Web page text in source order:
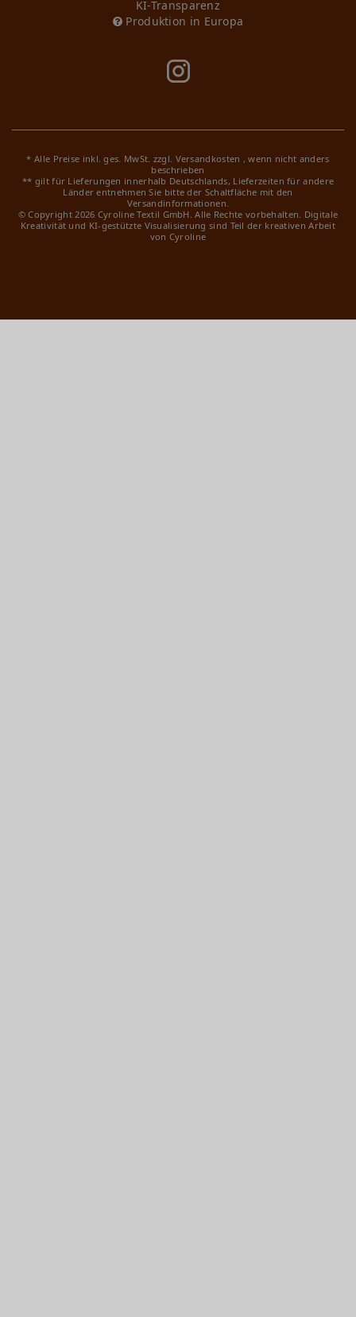
KI-Transparenz
Produktion in Europa
* Alle Preise inkl. ges. MwSt. zzgl. Versandkosten , wenn nicht anders
beschrieben
** gilt für Lieferungen innerhalb Deutschlands, Lieferzeiten für andere
Länder entnehmen Sie bitte der Schaltfläche mit den
Versandinformationen.
© Copyright 2026 Cyroline Textil GmbH. Alle Rechte vorbehalten. Digitale
Kreativität und KI-gestützte Visualisierung sind Teil der kreativen Arbeit
von Cyroline